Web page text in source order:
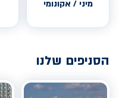
מיני / אקונומי
הסניפים שלנו